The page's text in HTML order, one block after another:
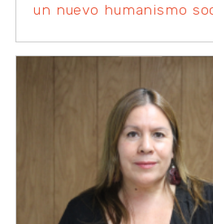
un nuevo humanismo